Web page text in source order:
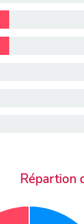
Répartion